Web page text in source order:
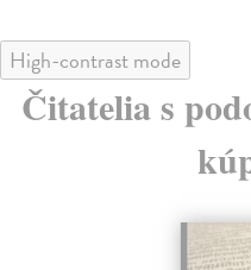
High-contrast mode
Čitatelia s